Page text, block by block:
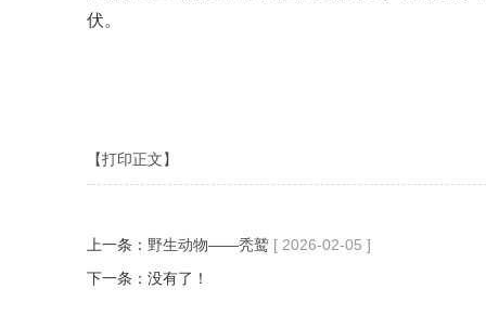
伏。
【打印正文】
上一条： 野生动物——秃鹫 [ 2026-02-05 ]
下一条：没有了！